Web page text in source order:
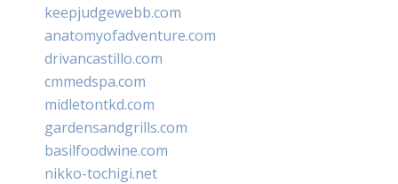
keepjudgewebb.com
anatomyofadventure.com
drivancastillo.com
cmmedspa.com
midletontkd.com
gardensandgrills.com
basilfoodwine.com
nikko-tochigi.net